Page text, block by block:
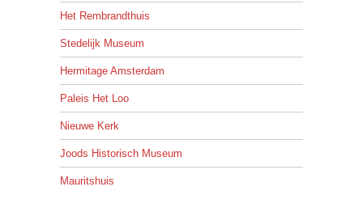
Het Rembrandthuis
Stedelijk Museum
Hermitage Amsterdam
Paleis Het Loo
Nieuwe Kerk
Joods Historisch Museum
Mauritshuis